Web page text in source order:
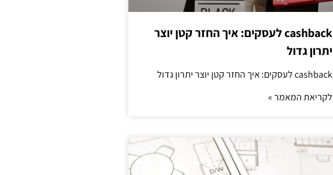
cashback לעסקים: איך החזר קטן יוצר
יתרון גדול
cashback לעסקים: איך החזר קטן יוצר יתרון גדול
לקריאת המאמר »